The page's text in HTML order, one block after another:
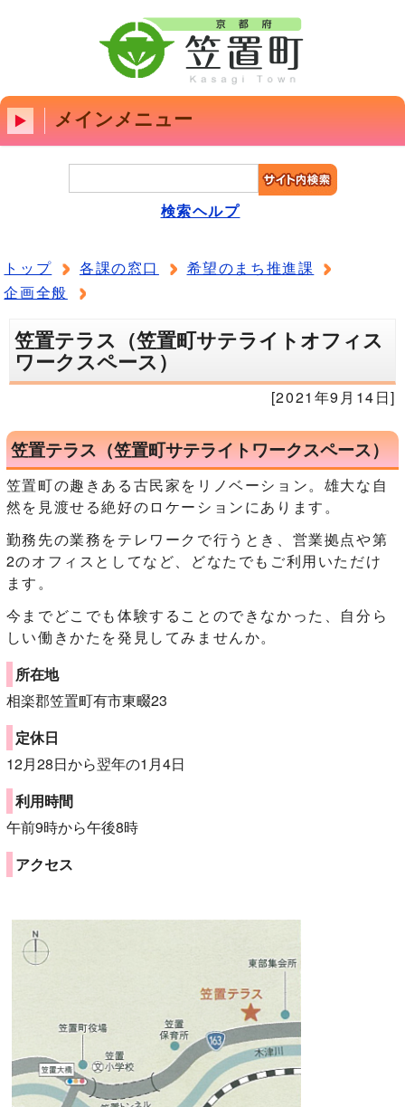
メインメニュー
検索ヘルプ
トップ 各課の窓口
希望のまち推進課
企画全般
笠置テラス（笠置町サテライトオフィス
ワークスペース）
[2021年9月14日]
笠置テラス（笠置町サテライトワークスペース）
笠置町の趣きある古民家をリノベーション。雄大な自
然を見渡せる絶好のロケーションにあります。
勤務先の業務をテレワークで行うとき、営業拠点や第
2のオフィスとしてなど、どなたでもご利用いただけ
ます。
今までどこでも体験することのできなかった、自分ら
しい働きかたを発見してみませんか。
所在地
相楽郡笠置町有市東畷23
定休日
12月28日から翌年の1月4日
利用時間
午前9時から午後8時
アクセス